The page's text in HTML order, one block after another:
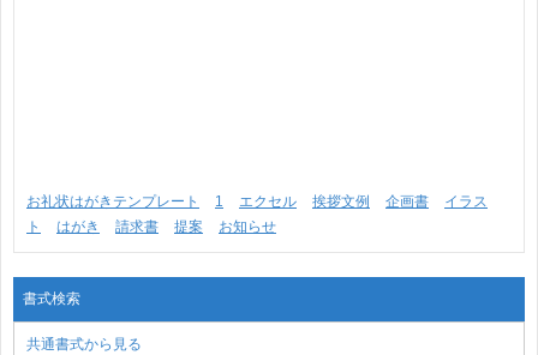
お礼状はがきテンプレート 1 エクセル 挨拶文例 企画書
イラス
ト
はがき 請求書 提案 お知らせ
書式検索
共通書式から見る